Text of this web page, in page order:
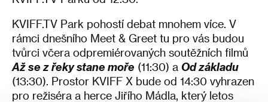
KVIFF.TVPark pohostí debat mnohem více. V
rámci dnešního Meet & Greet tu pro vás budou
tvůrci včera odpremiérovaných soutěžních filmů
Až se z řeky stane moře (11:30) a Od základu
(13:30). Prostor KVIFF X bude od 14:30 vyhrazen
pro režiséra a herce Jiřího Mádla, který letos